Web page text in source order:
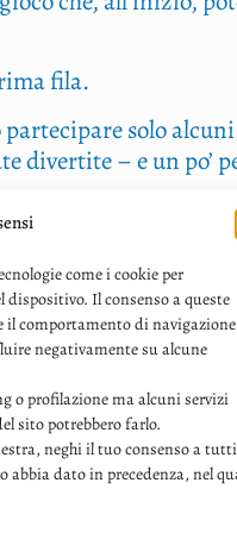
come i cookie per
Il consenso a queste
il comportamento di
negativamente su alcune
o profilazione ma alcuni servizi
sito potrebbero farlo.
neghi il tuo consenso a
abbia dato in precedenza, nel
fila.
solo
diver­ti­te – e un po’
idea di
dell’anno di
con rego­le
Una paro­la
maga­ri
real­tà cir­co­stan­te,